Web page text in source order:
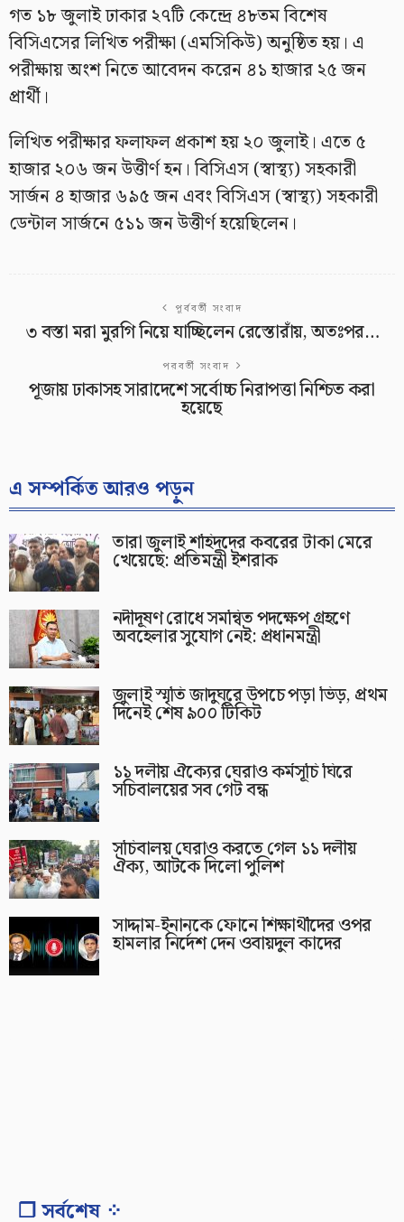
গত ১৮ জুলাই ঢাকার ২৭টি কেন্দ্রে ৪৮তম বিশেষ
বিসিএসের লিখিত পরীক্ষা (এমসিকিউ) অনুষ্ঠিত হয়। এ
পরীক্ষায় অংশ নিতে আবেদন করেন ৪১ হাজার ২৫ জন
প্রার্থী।
লিখিত পরীক্ষার ফলাফল প্রকাশ হয় ২০ জুলাই। এতে ৫
হাজার ২০৬ জন উত্তীর্ণ হন। বিসিএস (স্বাস্থ্য) সহকারী
সার্জন ৪ হাজার ৬৯৫ জন এবং বিসিএস (স্বাস্থ্য) সহকারী
ডেন্টাল সার্জনে ৫১১ জন উত্তীর্ণ হয়েছিলেন।
পূর্ববর্তী সংবাদ
৩ বস্তা মরা মুরগি নিয়ে যাচ্ছিলেন রেস্তোরাঁয়, অতঃপর…
পরবর্তী সংবাদ
পূজায় ঢাকাসহ সারাদেশে সর্বোচ্চ নিরাপত্তা নিশ্চিত করা
হয়েছে
এ সম্পর্কিত আরও পড়ুন
তারা জুলাই শহিদদের কবরের টাকা মেরে
খেয়েছে: প্রতিমন্ত্রী ইশরাক
নদীদূষণ রোধে সমন্বিত পদক্ষেপ গ্রহণে
অবহেলার সুযোগ নেই: প্রধানমন্ত্রী
জুলাই স্মৃতি জাদুঘরে উপচে পড়া ভিড়, প্রথম
দিনেই শেষ ৯০০ টিকিট
১১ দলীয় ঐক্যের ঘেরাও কর্মসূচি ঘিরে
সচিবালয়ের সব গেট বন্ধ
সচিবালয় ঘেরাও করতে গেল ১১ দলীয়
ঐক্য, আটকে দিলো পুলিশ
সাদ্দাম-ইনানকে ফোনে শিক্ষার্থীদের ওপর
হামলার নির্দেশ দেন ওবায়দুল কাদের
❐ সর্বশেষ ⁘